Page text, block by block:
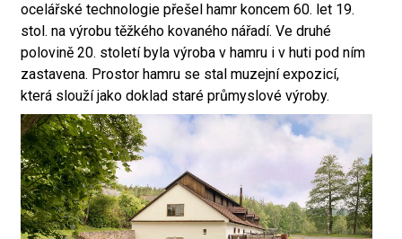
ocelářské technologie přešel hamr koncem 60. let 19.
stol. na výrobu těžkého kovaného nářadí. Ve druhé
polovině 20. století byla výroba v hamru i v huti pod ním
zastavena. Prostor hamru se stal muzejní expozicí,
která slouží jako doklad staré průmyslové výroby.